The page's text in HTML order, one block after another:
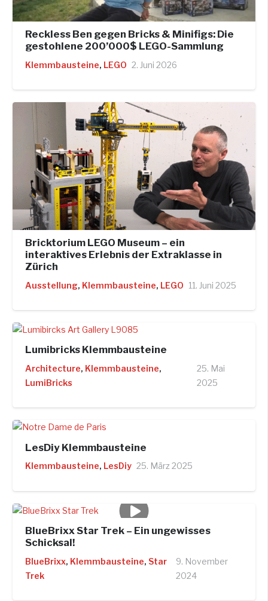
Reckless Ben gegen Bricks & Minifigs: Die
gestohlene 200’000$ LEGO-Sammlung
Klemmbausteine, LEGO 2. Juni 2026
Bricktorium LEGO Museum – ein
interaktives Erlebnis der Extraklasse in
Zürich
Ausstellung, Klemmbausteine, LEGO 11. Juni 2025
Lumibricks Klemmbausteine
Architecture, Klemmbausteine,
LumiBricks
25. Mai
2025
LesDiy Klemmbausteine
Klemmbausteine, LesDiy 25. März 2025
BlueBrixx Star Trek – Ein ungewisses
Schicksal!
BlueBrixx, Klemmbausteine, Star
Trek
9. November
2024